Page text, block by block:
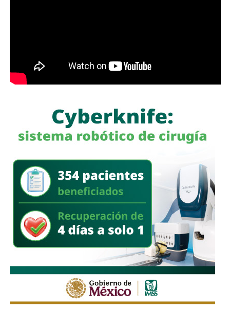
potabilización y la continuidad del suministro de agua
potable.